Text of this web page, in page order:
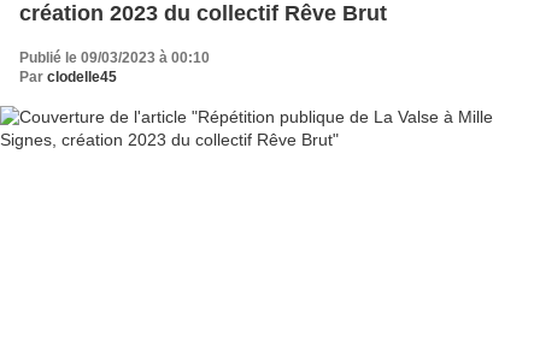
création 2023 du collectif Rêve Brut
Publié le 09/03/2023 à 00:10
Par clodelle45